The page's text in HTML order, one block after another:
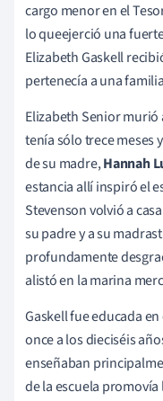
cargo menor en el
lo queejerció una
Elizabeth Gaskell
pertenecía a una
Elizabeth Senior
tenía sólo trece meses
de su madre,Hannah
estancia allí inspiró el
Stevenson volvió a
su padre y a su
profundamente
alistó en la marina
Gaskell fue educada
once a los dieciséis
enseñaban
de la escuela